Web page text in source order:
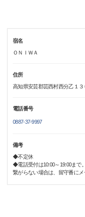
宿名
ＯＮＩＷＡ
住所
高知県安芸郡芸西村西分乙１３
電話番号
0887-37-9997
備考
◆不定休
◆電話受付は10:00～19:00まで
繋がらない場合は、留守番に